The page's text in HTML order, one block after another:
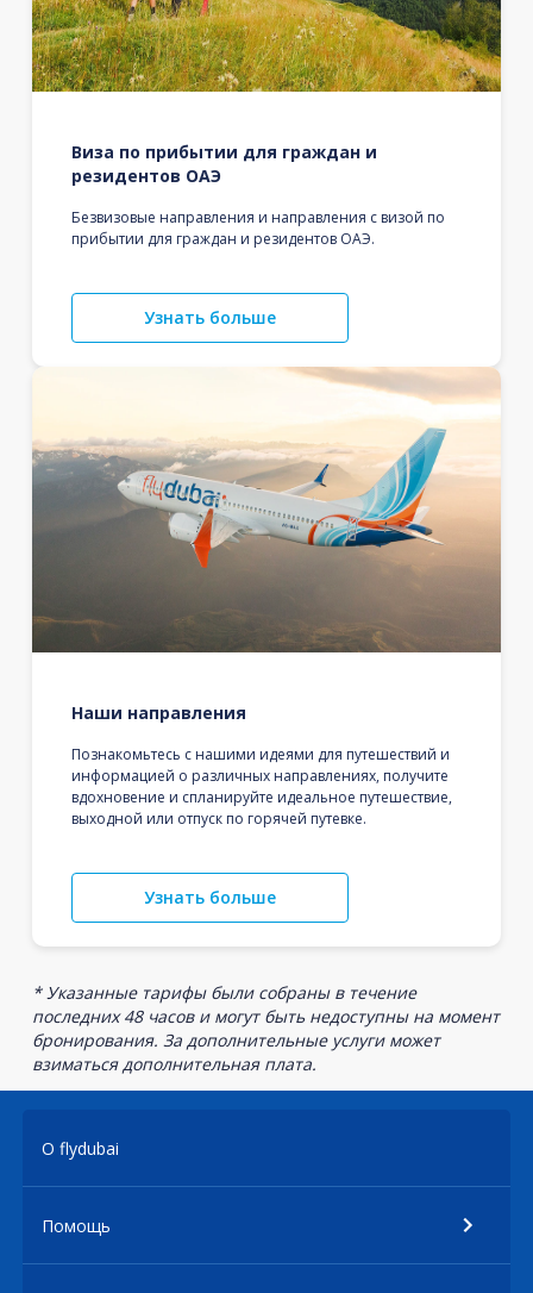
Виза по прибытии для граждан и
резидентов ОАЭ
Безвизовые направления и направления с визой по
прибытии для граждан и резидентов ОАЭ.
Узнать больше
Наши направления
Познакомьтесь с нашими идеями для путешествий и
информацией о различных направлениях, получите
вдохновение и спланируйте идеальное путешествие,
выходной или отпуск по горячей путевке.
Узнать больше
* Указанные тарифы были собраны в течение
последних 48 часов и могут быть недоступны на момент
бронирования. За дополнительные услуги может
взиматься дополнительная плата.
О flydubai
Помощь